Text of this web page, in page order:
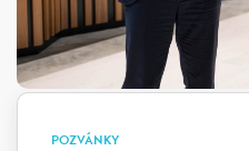
POZVÁNKY